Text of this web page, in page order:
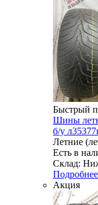
Быстрый
Шины
б/у
Летние
Есть в
Склад:
Подробнее
Акция